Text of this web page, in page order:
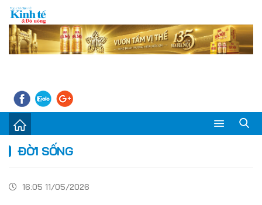
Sự kiện
Kinh tế - Tiêu dùng
Đời sống
ĐỜI SỐNG
16:05 11/05/2026